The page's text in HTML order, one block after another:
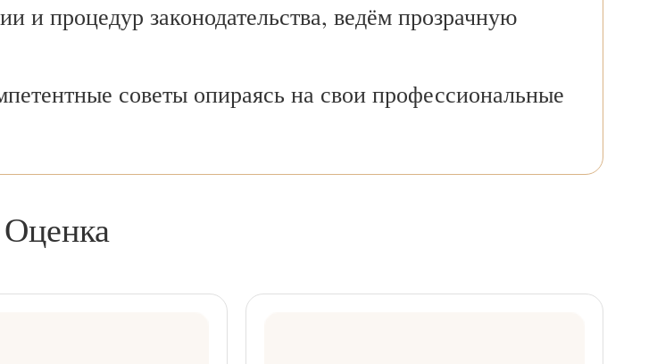
и процедур законодательства, ведём прозрачную
советы опираясь на свои профессиональные
Оценка